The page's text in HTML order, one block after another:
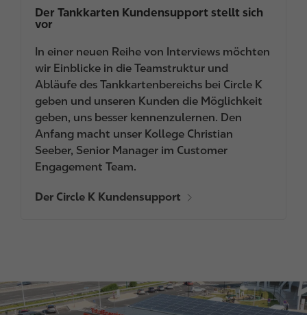
Der Tankkarten Kundensupport stellt sich
vor
In einer neuen Reihe von Interviews möchten
wir Einblicke in die Teamstruktur und
Abläufe des Tankkartenbereichs bei Circle K
geben und unseren Kunden die Möglichkeit
geben, uns besser kennenzulernen. Den
Anfang macht unser Kollege Christian
Seeber, Senior Manager im Customer
Engagement Team.
Der Circle K Kundensupport
I
m